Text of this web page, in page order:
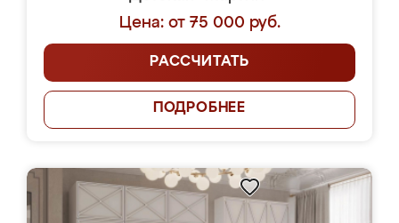
Цена: от 75 000 руб.
РАССЧИТАТЬ
ПОДРОБНЕЕ